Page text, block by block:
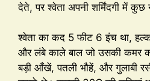
देते, पर श्वेता अपनी शर्मिंदगी में कुछ
श्वेता का कद 5 फीट 6 इंच था,
और लंबे काले बाल जो उसकी कमर
बड़ी आँखें, पतली भौहें, और गुलाबी